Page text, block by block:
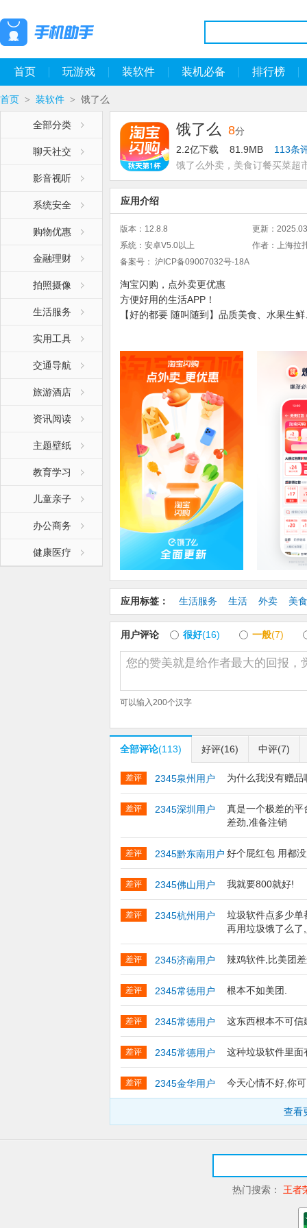
首页 玩游戏 装软件 装机必备 排行榜
首页 > 装软件 > 饿了么
全部分类
聊天社交
影音视听
系统安全
购物优惠
金融理财
拍照摄像
生活服务
实用工具
交通导航
旅游酒店
资讯阅读
主题壁纸
教育学习
儿童亲子
办公商务
健康医疗
饿了么 8分
2.2亿下载
81.9MB
113条
饿了么外卖，美食订餐买菜超
应用介绍
版本： 12.8.8 更新：
系统： 安卓V5.0以上 作者： 上海拉
备案号： 沪ICP备09007032号-18A
淘宝闪购，点外卖更优惠
方便好用的生活APP！
【好的都要 随叫随到】品质美食、水果生
便、快捷、贴心的高品质外卖服务。
【全区域，全品类】
网罗周边各类外卖，中餐、西餐、快餐、
宵、甜点、甜品、水果、鲜花、果蔬、生
套餐、满减折扣优惠、立减优惠套餐，便
【特色功能】
搜罗附近外卖美食，预约订餐；
及时通知外卖状态，准时送达；
智能筛选排序餐厅，方便点餐；
各种满减打折活动，优惠不断；
外卖美食照片点评，吃出乐趣；
用淘宝闪购，一切尽在掌握！还在等什么?
淘宝闪购，作为国内优质的本地生活服务
重新定义城市生活，让生活更美好，更便利
客服热线：1010-5757
【更新日志】:
为了让您更好的体验饿了么与淘宝闪购，
应用标签： 生活服务 生活 外卖 美食
用户评论 很好(16) 一般(7)
可以输入200个汉字
全部评论(113) 好评(16) 中评(7)
差评 2345泉州用户 为什么我没有赠
差评 2345深圳用户
真是一个极差的
差劲,准备注销
差评 2345黔东南用户 好个屁红包 用都
差评 2345佛山用户 我就要800就好!
差评 2345杭州用户
垃圾软件点多少
再用垃圾饿了么
差评 2345济南用户 辣鸡软件,比美团
差评 2345常德用户 根本不如美团.
差评 2345常德用户 这东西根本不可
差评 2345常德用户 这种垃圾软件里
差评 2345金华用户 今天心情不好,你
查看
热门搜索： 王者